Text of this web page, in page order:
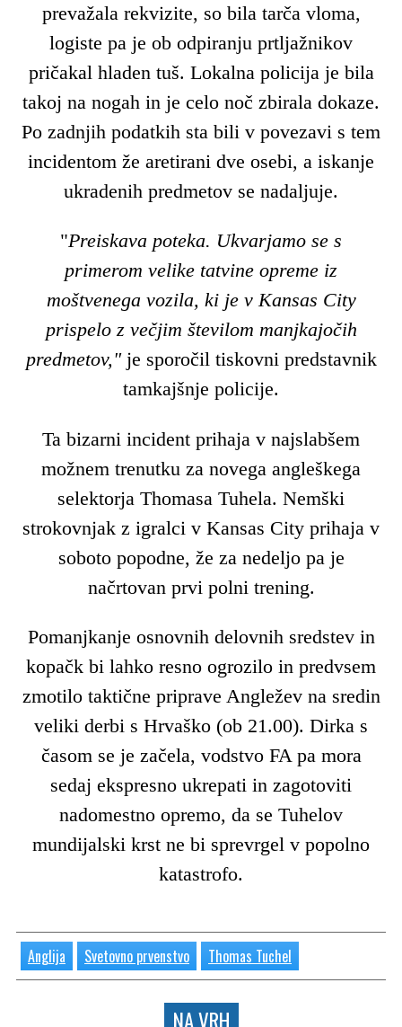
prevažala rekvizite, so bila tarča vloma,
logiste pa je ob odpiranju prtljažnikov
pričakal hladen tuš. Lokalna policija je bila
takoj na nogah in je celo noč zbirala dokaze.
Po zadnjih podatkih sta bili v povezavi s tem
incidentom že aretirani dve osebi, a iskanje
ukradenih predmetov se nadaljuje.
"Preiskava poteka. Ukvarjamo se s
primerom velike tatvine opreme iz
moštvenega vozila, ki je v Kansas City
prispelo z večjim številom manjkajočih
predmetov,"je sporočil tiskovni predstavnik
tamkajšnje policije.
Ta bizarni incident prihaja v najslabšem
možnem trenutku za novega angleškega
selektorja Thomasa Tuhela. Nemški
strokovnjak z igralci v Kansas City prihaja v
soboto popodne, že za nedeljo pa je
načrtovan prvi polni trening.
Pomanjkanje osnovnih delovnih sredstev in
kopačk bi lahko resno ogrozilo in predvsem
zmotilo taktične priprave Angležev na sredin
veliki derbi s Hrvaško (ob 21.00). Dirka s
časom se je začela, vodstvo FA pa mora
sedaj ekspresno ukrepati in zagotoviti
nadomestno opremo, da se Tuhelov
mundijalski krst ne bi sprevrgel v popolno
katastrofo.
Anglija Svetovno prvenstvo Thomas Tuchel
NA VRH